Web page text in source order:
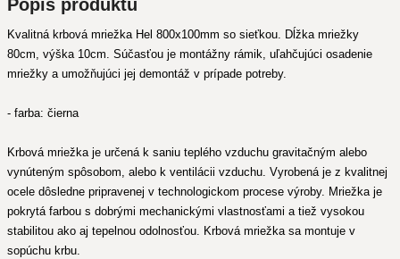
Popis produktu
Kvalitná krbová mriežka Hel 800x100mm so sieťkou. Dĺžka mriežky
80cm, výška 10cm. Súčasťou je montážny rámik, uľahčujúci osadenie
mriežky a umožňujúci jej demontáž v prípade potreby.
- farba: čierna
Krbová mriežka je určená k saniu teplého vzduchu gravitačným alebo
vynúteným spôsobom, alebo k ventilácii vzduchu. Vyrobená je z kvalitnej
ocele dôsledne pripravenej v technologickom procese výroby. Mriežka je
pokrytá farbou s dobrými mechanickými vlastnosťami a tiež vysokou
stabilitou ako aj tepelnou odolnosťou. Krbová mriežka sa montuje v
sopúchu krbu.